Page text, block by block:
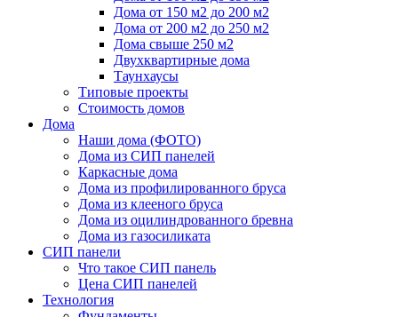
Дома от 150 м2 до 200 м2
Дома от 200 м2 до 250 м2
Дома свыше 250 м2
Двухквартирные дома
Таунхаусы
Типовые проекты
Стоимость домов
Дома
Наши дома (ФОТО)
Дома из СИП панелей
Каркасные дома
Дома из профилированного бруса
Дома из клееного бруса
Дома из оцилиндрованного бревна
Дома из газосиликата
СИП панели
Что такое СИП панель
Цена СИП панелей
Технология